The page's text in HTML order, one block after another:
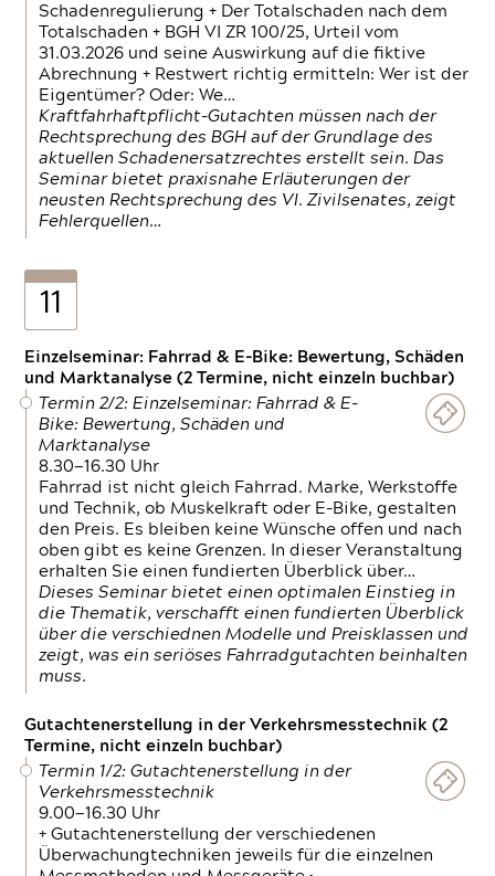
Schadenregulierung + Der Totalschaden nach dem
Totalschaden + BGH VI ZR 100/25, Urteil vom
31.03.2026 und seine Auswirkung auf die fiktive
Abrechnung + Restwert richtig ermitteln: Wer ist der
Eigentümer? Oder: We…
Kraftfahrhaftpflicht-Gutachten müssen nach der
Rechtsprechung des BGH auf der Grundlage des
aktuellen Schadenersatzrechtes erstellt sein. Das
Seminar bietet praxisnahe Erläuterungen der
neusten Rechtsprechung des VI. Zivilsenates, zeigt
Fehlerquellen…
11
Einzelseminar: Fahrrad & E-Bike: Bewertung, Schäden
und Marktanalyse (2 Termine, nicht einzeln buchbar)
Termin 2/2: Einzelseminar: Fahrrad & E-
Bike: Bewertung, Schäden und
Marktanalyse
8.30—16.30 Uhr
Fahrrad ist nicht gleich Fahrrad. Marke, Werkstoffe
und Technik, ob Muskelkraft oder E-Bike, gestalten
den Preis. Es bleiben keine Wünsche offen und nach
oben gibt es keine Grenzen. In dieser Veranstaltung
erhalten Sie einen fundierten Überblick über…
Dieses Seminar bietet einen optimalen Einstieg in
die Thematik, verschafft einen fundierten Überblick
über die verschiednen Modelle und Preisklassen und
zeigt, was ein seriöses Fahrradgutachten beinhalten
muss.
Gutachtenerstellung in der Verkehrsmesstechnik (2
Termine, nicht einzeln buchbar)
Termin 1/2: Gutachtenerstellung in der
Verkehrsmesstechnik
9.00—16.30 Uhr
+ Gutachtenerstellung der verschiedenen
Überwachungtechniken jeweils für die einzelnen